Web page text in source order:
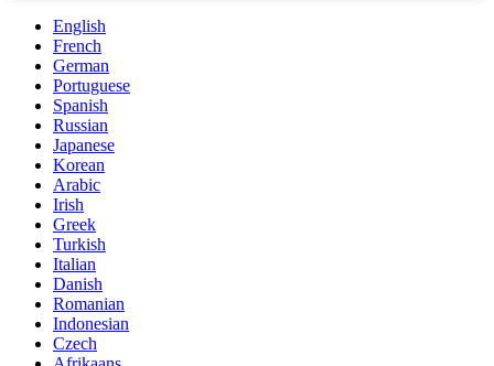
English
French
German
Portuguese
Spanish
Russian
Japanese
Korean
Arabic
Irish
Greek
Turkish
Italian
Danish
Romanian
Indonesian
Czech